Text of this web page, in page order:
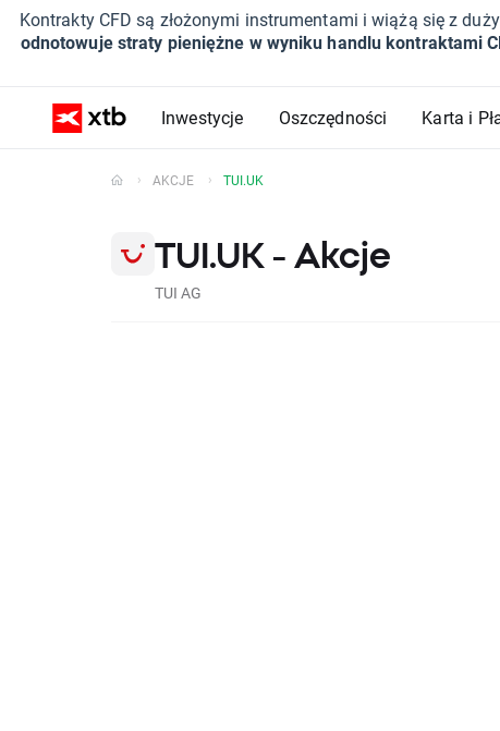
Kontrakty CFD są złożonymi instrumentami i wiążą się z
odnotowuje straty pieniężne w wyniku handlu kontraktami
Inwestycje Oszczędności Karta i
AKCJE TUI.UK
TUI.UK - Akcje
TUI AG